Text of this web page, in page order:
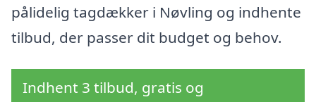
pålidelig tagdækker i Nøvling og indhente
tilbud, der passer dit budget og behov.
Indhent 3 tilbud, gratis og